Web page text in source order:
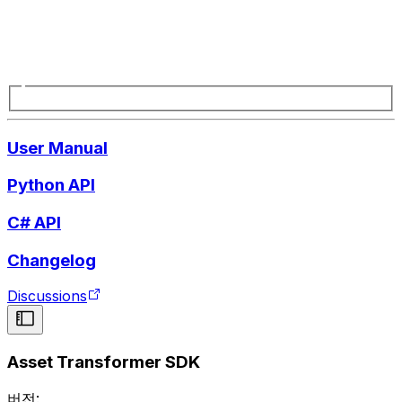
User Manual
Python API
C# API
Changelog
Discussions
Asset Transformer SDK
버전: